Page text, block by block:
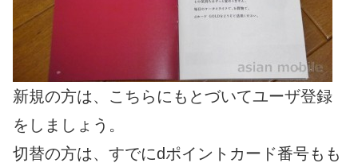
新規の方は、こちらにもとづいてユーザ登録
をしましょう。
切替の方は、すでにdポイントカード番号もも